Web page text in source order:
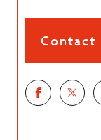
Contact